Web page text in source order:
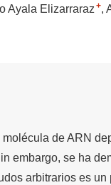
Ayala Elizarraraz +
de ARN
embargo, se ha
arbitrarios es